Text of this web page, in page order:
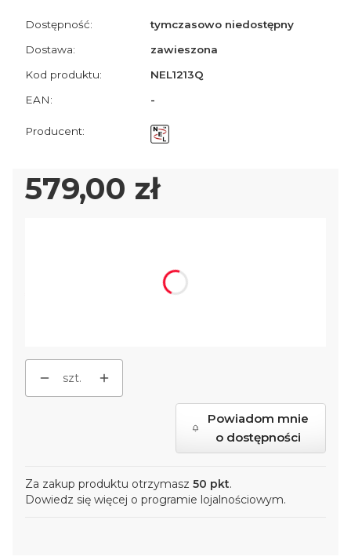
Dostępność:
tymczasowo niedostępny
Dostawa:
zawieszona
Kod produktu:
NEL1213Q
EAN:
-
Cena
579,00 zł
Wybierz model wykrywacza
szt.
Powiadom mnie
o dostępności
Za zakup produktu otrzymasz 50 pkt.
Dowiedz się więcej o programie lojalnościowym.